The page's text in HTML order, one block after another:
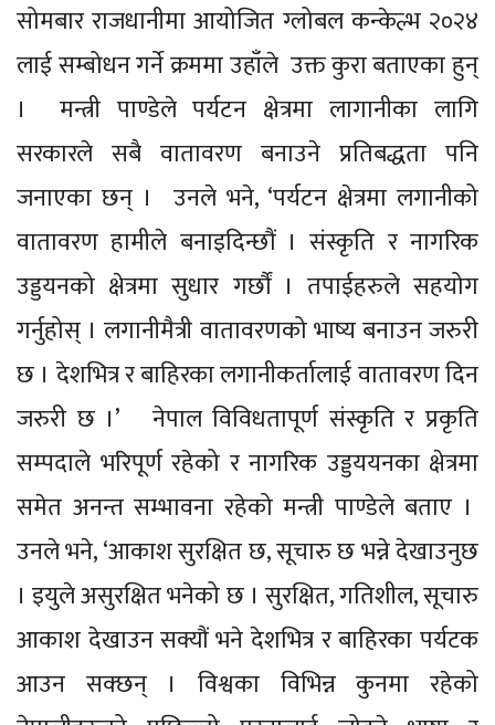
सोमबार राजधानीमा आयोजित ग्लोबल कन्केल्भ २०२४
लाई सम्बोधन गर्ने क्रममा उहाँले उक्त कुरा बताएका हुन्
। मन्त्री पाण्डेले पर्यटन क्षेत्रमा लागानीका लागि
सरकारले सबै वातावरण बनाउने प्रतिबद्धता पनि
जनाएका छन् । उनले भने, ‘पर्यटन क्षेत्रमा लगानीको
वातावरण हामीले बनाइदिन्छौं । संस्कृति र नागरिक
उड्डयनको क्षेत्रमा सुधार गर्छौं । तपाईहरुले सहयोग
गर्नुहोस् । लगानीमैत्री वातावरणको भाष्य बनाउन जरुरी
छ । देशभित्र र बाहिरका लगानीकर्तालाई वातावरण दिन
जरुरी छ ।’ नेपाल विविधतापूर्ण संस्कृति र प्रकृति
सम्पदाले भरिपूर्ण रहेको र नागरिक उड्डययनका क्षेत्रमा
समेत अनन्त सम्भावना रहेको मन्त्री पाण्डेले बताए ।
उनले भने, ‘आकाश सुरक्षित छ, सूचारु छ भन्ने देखाउनुछ
। इयुले असुरक्षित भनेको छ । सुरक्षित, गतिशील, सूचारु
आकाश देखाउन सक्यौं भने देशभित्र र बाहिरका पर्यटक
आउन सक्छन् । विश्वका विभिन्न कुनमा रहेको